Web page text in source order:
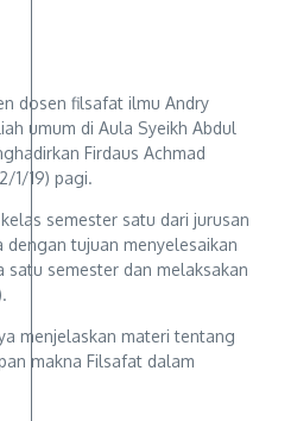
dosen filsafat ilmu Andry
umum di Aula Syeikh Abdul
Firdaus Achmad
1/19) pagi.
kelas semester satu dari jurusan
tujuan menyelesaikan
satu semester dan melaksakan
menjelaskan materi tentang
makna Filsafat dalam